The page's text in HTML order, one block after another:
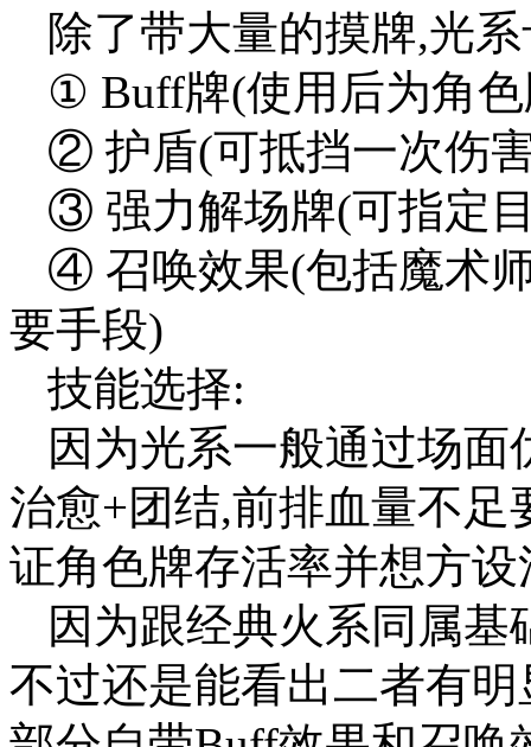
除了带大量的摸牌,光
① Buff牌(使用后为角
② 护盾(可抵挡一次伤
③ 强力解场牌(可指定
④ 召唤效果(包括魔术
要手段)
技能选择:
因为光系一般通过场
治愈+团结,前排血量不
证角色牌存活率并想方
因为跟经典火系同属
不过还是能看出二者有